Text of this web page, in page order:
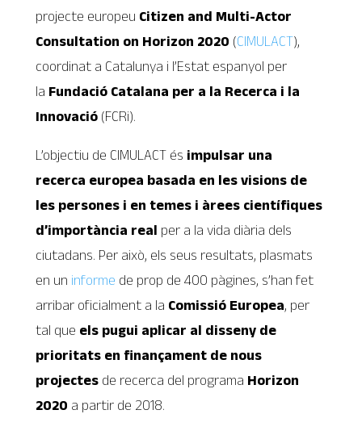
projecte europeu Citizen and Multi-Actor
Consultation on Horizon 2020 (CIMULACT),
coordinat a Catalunya i l’Estat espanyol per
la Fundació Catalana per a la Recerca i la
Innovació (FCRi).
L’objectiu de CIMULACT és impulsar una
recerca europea basada en les visions de
les persones i en temes i àrees científiques
d’importància real per a la vida diària dels
ciutadans. Per això, els seus resultats, plasmats
en un informe de prop de 400 pàgines, s’han fet
arribar oficialment a la Comissió Europea, per
tal que els pugui aplicar al disseny de
prioritats en finançament de nous
projectes de recerca del programa Horizon
2020 a partir de 2018.